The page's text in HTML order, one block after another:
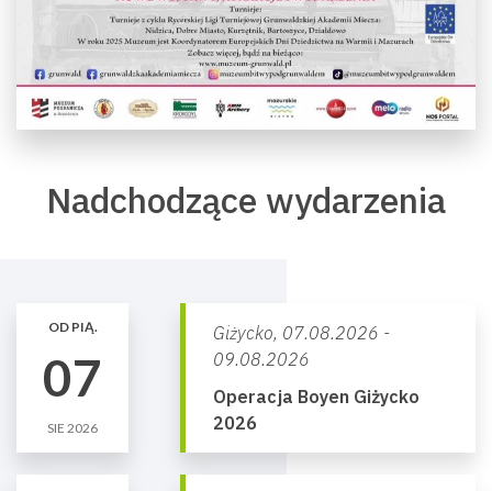
Nadchodzące wydarzenia
OD PIĄ.
07
SIE 2026
Giżycko, 07.08.2026 -
09.08.2026
Operacja Boyen Giżycko
2026